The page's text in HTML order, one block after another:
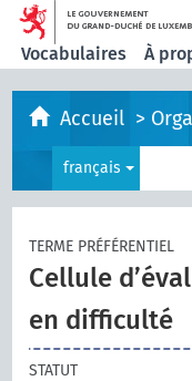
Vocabulaires À
Accueil >
français
TERME PRÉFÉRENTIEL
Cellule
en difficulté
STATUT